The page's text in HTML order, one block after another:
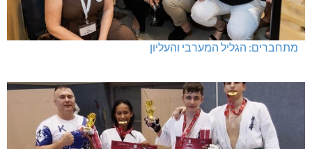
מתחברים: הגליל המערבי והעליון